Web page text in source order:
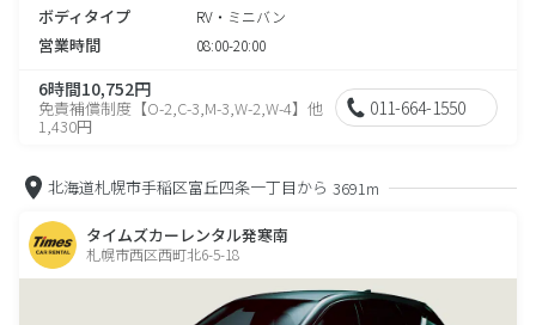
ボディタイプ RV・ミニバン
営業時間 08:00-20:00
6時間10,752円
免責補償制度【O-2,C-3,M-3,W-2,W-4】他
1,430円
011-664-1550
北海道札幌市手稲区富丘四条一丁目から 3691m
タイムズカーレンタル発寒南
札幌市西区西町北6-5-18